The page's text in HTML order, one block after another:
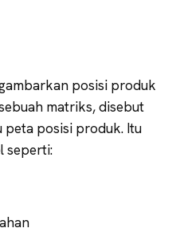
posisi produk
matriks, disebut
peta posisi produk. Itu
seperti: